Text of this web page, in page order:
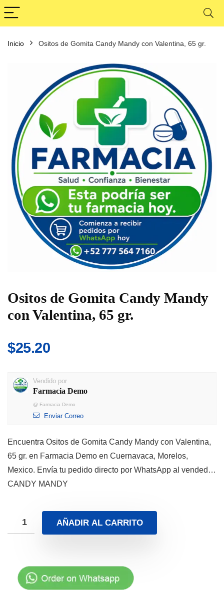
Inicio Ositos de Gomita Candy Mandy con Valentina, 65 gr.
Ositos de Gomita Candy Mandy
con Valentina, 65 gr.
$25.20
Vendido por
Farmacia Demo
@ Farmacia Demo
Enviar Correo
Encuentra Ositos de Gomita Candy Mandy con Valentina,
65 gr. en Farmacia Demo en Cuernavaca, Morelos,
Mexico. Envía tu pedido directo por WhatsApp al vended…
CANDY MANDY
AÑADIR AL CARRITO